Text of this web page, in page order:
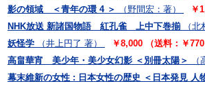
影の領域 ＜青年の環 4 ＞
（野間宏：著）
￥
NHK放送 新諸国物語 紅孔雀 上中下巻揃
（
妖怪学
（井上円了 著）
￥8,000 （送料：￥770
高畠華宵 美少年・美少女幻影 ＜別冊太陽＞
幕末維新の女性 : 日本女性の歴史 ＜日本発見 人